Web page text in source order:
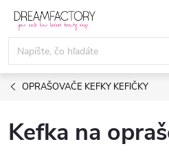
Prejsť
obsah
OPRAŠOVAČE KEFKY KEFIČKY
Kefka na